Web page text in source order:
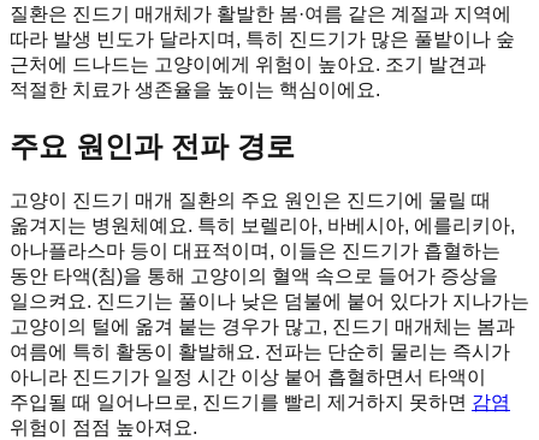
질환은 진드기 매개체가 활발한 봄·여름 같은 계절과 지역에
따라 발생 빈도가 달라지며, 특히 진드기가 많은 풀밭이나 숲
근처에 드나드는 고양이에게 위험이 높아요. 조기 발견과
적절한 치료가 생존율을 높이는 핵심이에요.
주요 원인과 전파 경로
고양이 진드기 매개 질환의 주요 원인은 진드기에 물릴 때
옮겨지는 병원체예요. 특히 보렐리아, 바베시아, 에를리키아,
아나플라스마 등이 대표적이며, 이들은 진드기가 흡혈하는
동안 타액(침)을 통해 고양이의 혈액 속으로 들어가 증상을
일으켜요. 진드기는 풀이나 낮은 덤불에 붙어 있다가 지나가는
고양이의 털에 옮겨 붙는 경우가 많고, 진드기 매개체는 봄과
여름에 특히 활동이 활발해요. 전파는 단순히 물리는 즉시가
아니라 진드기가 일정 시간 이상 붙어 흡혈하면서 타액이
주입될 때 일어나므로, 진드기를 빨리 제거하지 못하면 감염
위험이 점점 높아져요.